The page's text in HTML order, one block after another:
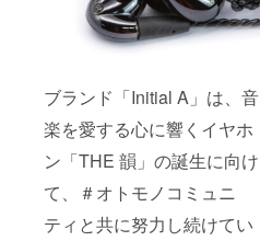
ブランド「Initial A」は、音
楽を愛する心に響くイヤホ
ン「THE 韻」の誕生に向け
て、＃オトモノコミュニ
ティと共に努力し続けてい